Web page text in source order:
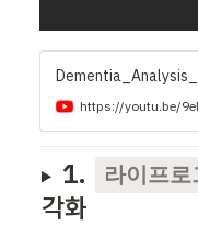
https://youtu.be/
1. 라이프
각화